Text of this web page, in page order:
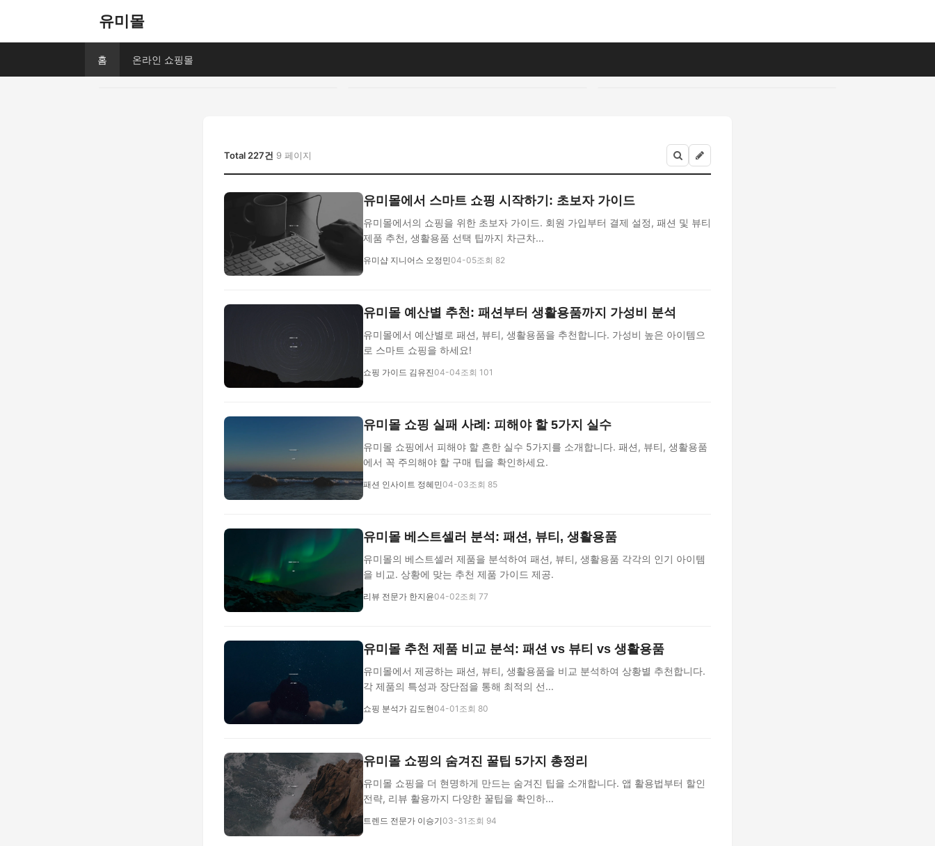
유미몰
홈 온라인 쇼핑몰
Total 227건 9 페이지
유미몰에서 스마트 쇼핑 시작하기: 초보자 가이드
유미몰에서의 쇼핑을 위한 초보자 가이드. 회원 가입부터 결제 설정, 패션 및 뷰티
제품 추천, 생활용품 선택 팁까지 차근차...
유미샵 지니어스 오정민04-05조회 82
유미몰 예산별 추천: 패션부터 생활용품까지 가성비 분석
유미몰에서 예산별로 패션, 뷰티, 생활용품을 추천합니다. 가성비 높은 아이템으
로 스마트 쇼핑을 하세요!
쇼핑 가이드 김유진04-04조회 101
유미몰 쇼핑 실패 사례: 피해야 할 5가지 실수
유미몰 쇼핑에서 피해야 할 흔한 실수 5가지를 소개합니다. 패션, 뷰티, 생활용품
에서 꼭 주의해야 할 구매 팁을 확인하세요.
패션 인사이트 정혜민04-03조회 85
유미몰 베스트셀러 분석: 패션, 뷰티, 생활용품
유미몰의 베스트셀러 제품을 분석하여 패션, 뷰티, 생활용품 각각의 인기 아이템
을 비교. 상황에 맞는 추천 제품 가이드 제공.
리뷰 전문가 한지윤04-02조회 77
유미몰 추천 제품 비교 분석: 패션 vs 뷰티 vs 생활용품
유미몰에서 제공하는 패션, 뷰티, 생활용품을 비교 분석하여 상황별 추천합니다.
각 제품의 특성과 장단점을 통해 최적의 선...
쇼핑 분석가 김도현04-01 조회 80
유미몰 쇼핑의 숨겨진 꿀팁 5가지 총정리
유미몰 쇼핑을 더 현명하게 만드는 숨겨진 팁을 소개합니다. 앱 활용법부터 할인
전략, 리뷰 활용까지 다양한 꿀팁을 확인하...
트렌드 전문가 이승기03-31 조회 94